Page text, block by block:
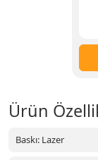
Ürün
Baskı: Lazer